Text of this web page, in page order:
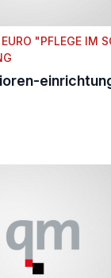
"PFLEGE IM